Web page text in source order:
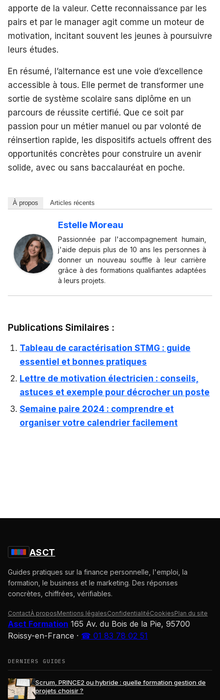
apporte de la valeur. Cette reconnaissance par les
pairs et par le manager agit comme un moteur de
motivation, incitant souvent les jeunes à poursuivre
leurs études.
En résumé, l’alternance est une voie d’excellence
accessible à tous. Elle permet de transformer une
sortie de système scolaire sans diplôme en un
parcours de réussite certifié. Que ce soit par
passion pour un métier manuel ou par volonté de
réinsertion rapide, les dispositifs actuels offrent des
opportunités concrètes pour construire un avenir
solide, avec ou sans baccalauréat en poche.
À propos Articles récents
Estelle Moreau
Passionnée par l'accompagnement humain,
j'aide depuis plus de 10 ans les personnes à
donner un nouveau souffle à leur carrière
grâce à des formations qualifiantes adaptées
à leurs projets.
Publications Similaires :
Tableau de caractérisation STMG : guide
essentiel et bonnes pratiques
Lettre de motivation électricien : conseils,
astuces et exemple pour décrocher un poste
Semaine paire 2024 : comprendre et
organiser votre calendrier facilement
ASCT
Guides pratiques sur la finance personnelle, l'emploi, la
formation, le business et le marketing. Des réponses
concrètes, chiffrées, vérifiables.
ContactÀ proposMentions légalesConfidentialitéCookiesPlan du site
Asct Formation 165 Av. du Bois de la Pie, 95700
Roissy-en-France · ☎ 01 83 78 02 51
DERNIERS GUIDES
Scrum, PRINCE2 ou hybride : quelle formation gestion de
projets choisir ?